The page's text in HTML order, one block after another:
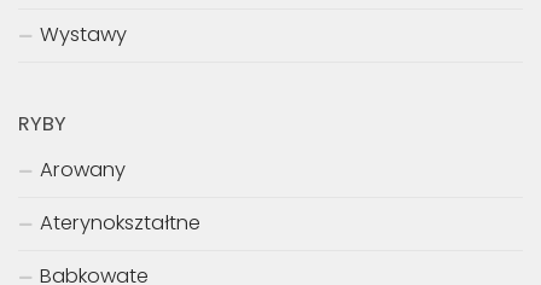
Wystawy
RYBY
Arowany
Aterynokształtne
Babkowate